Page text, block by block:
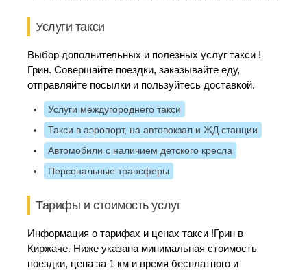
Услуги такси
Выбор дополнительных и полезных услуг такси !
Грин. Совершайте поездки, заказывайте еду,
отправляйте посылки и пользуйтесь доставкой.
Услуги междугороднего такси
Такси в аэропорт, на автовокзал и ЖД станции
Автомобили с наличием детского кресла
Персональные трансферы
Тарифы и стоимость услуг
Информация о тарифах и ценах такси !Грин в
Киржаче. Ниже указана минимальная стоимость
поездки, цена за 1 км и время бесплатного и